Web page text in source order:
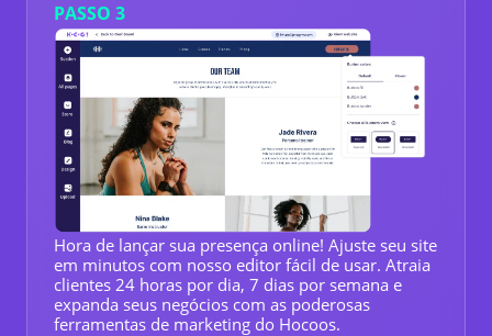
PASSO 3
Hora de lançar sua presença online! Ajuste seu site
em minutos com nosso editor fácil de usar. Atraia
clientes 24 horas por dia, 7 dias por semana e
expanda seus negócios com as poderosas
ferramentas de marketing do Hocoos.